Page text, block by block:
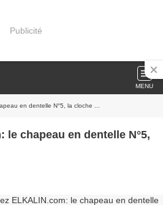
Publicité
MENU
en dentelle N°5, la cloche ...
le chapeau en dentelle N°5,